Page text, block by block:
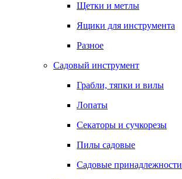
Щетки и метлы
Ящики для инструмента
Разное
Садовый инструмент
Грабли, тяпки и вилы
Лопаты
Секаторы и сучкорезы
Пилы садовые
Садовые принадлежности